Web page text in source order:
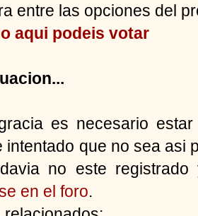
entre las opciones del
aqui podeis votar
es necesario
intentado que no sea asi
no este
en el foro.